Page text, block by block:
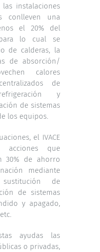
instalaciones
conlleven una
el 20% del
lo cual se
de calderas, la
de absorción/
calores
de
y
de sistemas
los equipos.
el IVACE
acciones que
30% de ahorro
mediante
de
de sistemas
y apagado,
ayudas las
o privadas,